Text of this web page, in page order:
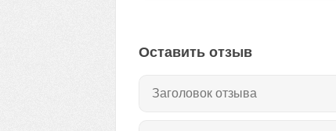
Оставить отзыв